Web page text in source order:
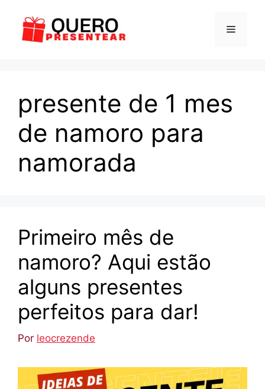
Menu
presente de 1 mes
de namoro para
namorada
Primeiro mês de
namoro? Aqui estão
alguns presentes
perfeitos para dar!
Por leocrezende